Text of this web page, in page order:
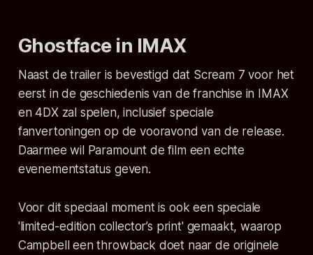
Ghostface in IMAX
Naast de trailer is bevestigd dat Scream 7 voor het
eerst in de geschiedenis van de franchise in IMAX
en 4DX zal spelen, inclusief speciale
fanvertoningen op de vooravond van de release.
Daarmee wil Paramount de film een echte
evenementstatus geven.
Voor dit speciaal moment is ook een speciale
'limited-edition collector’s print' gemaakt, waarop
Campbell een throwback doet naar de originele